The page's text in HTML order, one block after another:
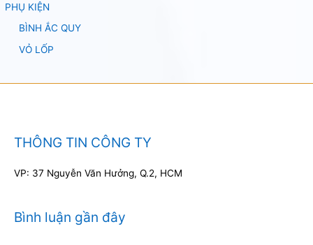
PHỤ KIỆN
BÌNH ẮC QUY
VỎ LỐP
THÔNG TIN CÔNG TY
VP: 37 Nguyễn Văn Hưởng, Q.2, HCM
Bình luận gần đây